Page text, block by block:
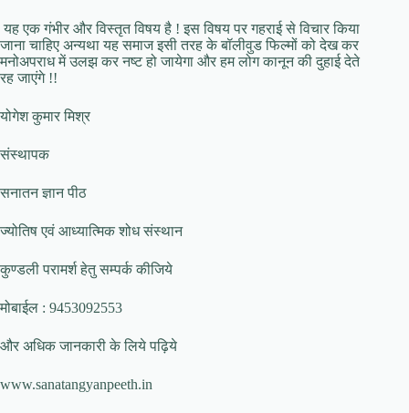
यह एक गंभीर और विस्तृत विषय है ! इस विषय पर गहराई से विचार किया
जाना चाहिए अन्यथा यह समाज इसी तरह के बॉलीवुड फिल्मों को देख कर
मनोअपराध में उलझ कर नष्ट हो जायेगा और हम लोग कानून की दुहाई देते
रह जाएंगे !!
योगेश कुमार मिश्र
संस्थापक
सनातन ज्ञान पीठ
ज्योतिष एवं आध्यात्मिक शोध संस्थान
कुण्डली परामर्श हेतु सम्पर्क कीजिये
मोबाईल : 9453092553
और अधिक जानकारी के लिये पढ़िये
www.sanatangyanpeeth.in